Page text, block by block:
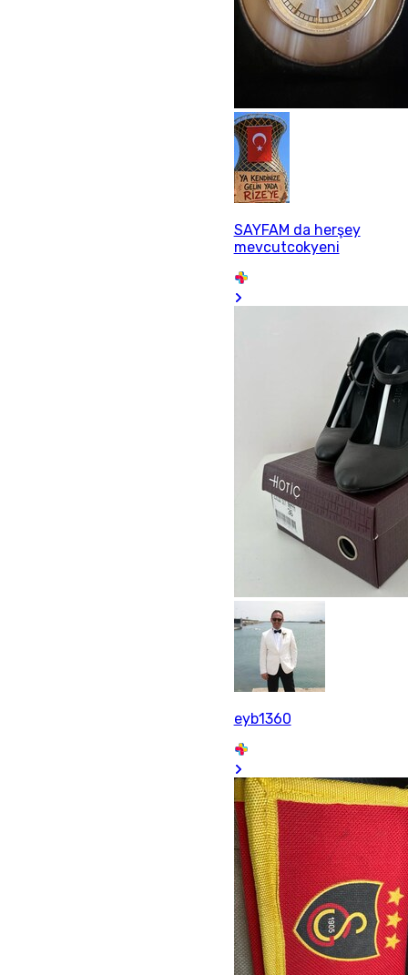
SAYFAM da herşey
mevcutcokyeni
eyb1360